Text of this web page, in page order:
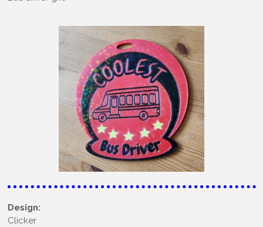
Design:
Clicker